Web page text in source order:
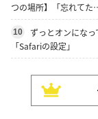
つの場所】「忘れてた
10
ずっとオンにな
「Safariの設定」